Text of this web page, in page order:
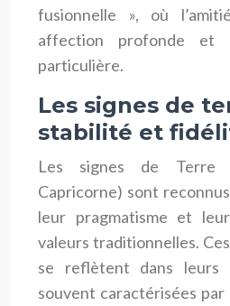
fusionnelle », où
affection profonde et
particulière.
Les signes de
stabilité et
Les signes de Terre
Capricorne) sont
leur pragmatisme et
valeurs traditionnelles.
se reflètent dans leurs
souvent caractérisées